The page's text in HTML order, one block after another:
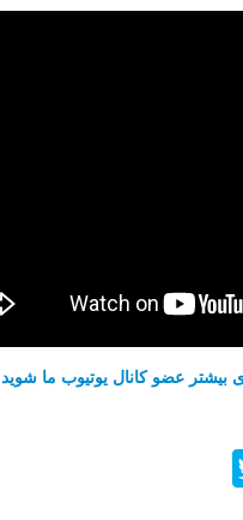
بیشتر عضو کانال یوتیوب ما شوید